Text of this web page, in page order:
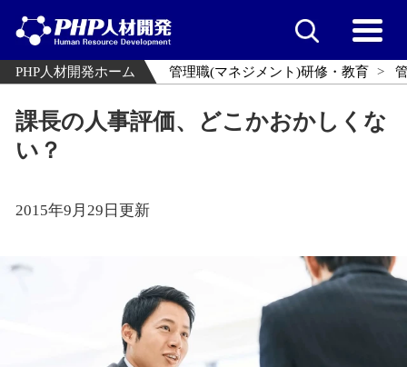
PHP人材開発ホーム 管理職(マネジメント)研修・教育
課長の人事評価、どこかおかしくな
い？
2015年9月29日更新